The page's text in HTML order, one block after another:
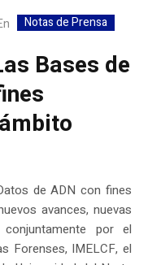
Notas de Prensa
Bases de
de ADN con fines
avances, nuevas
conjuntamente por el
Forenses, IMELCF, el